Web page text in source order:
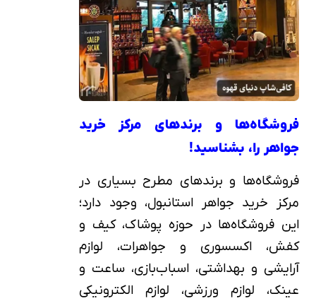
فروشگاه‌ها و برندهای مرکز خرید
جواهر را، بشناسید!
فروشگاه‌ها و برندهای مطرح بسیاری در
مرکز خرید جواهر استانبول، وجود دارد؛
این فروشگاه‌ها در حوزه پوشاک، کیف و
کفش، اکسسوری و جواهرات، لوازم
آرایشی و بهداشتی، اسباب‌بازی، ساعت و
عینک، لوازم ورزشی، لوازم الکترونیکی